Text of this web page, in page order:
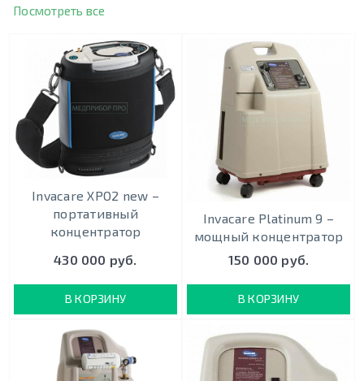
Посмотреть все
Invacare XPO2 new –
портативный
концентратор
430 000 руб.
В КОРЗИНУ
Invacare Platinum 9 –
мощный концентратор
150 000 руб.
В КОРЗИНУ